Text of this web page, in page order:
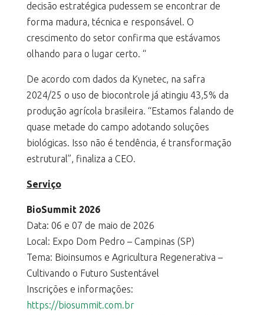
decisão estratégica pudessem se encontrar de
forma madura, técnica e responsável. O
crescimento do setor confirma que estávamos
olhando para o lugar certo. “
De acordo com dados da Kynetec, na safra
2024/25 o uso de biocontrole já atingiu 43,5% da
produção agrícola brasileira. “Estamos falando de
quase metade do campo adotando soluções
biológicas. Isso não é tendência, é transformação
estrutural”, finaliza a CEO.
Serviço
BioSummit 2026
Data: 06 e 07 de maio de 2026
Local: Expo Dom Pedro – Campinas (SP)
Tema: Bioinsumos e Agricultura Regenerativa –
Cultivando o Futuro Sustentável
Inscrições e informações:
https://biosummit.com.br